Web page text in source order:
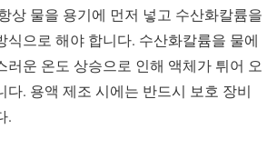
상 물을 용기에 먼저 넣고 수산화칼륨을
식으로 해야 합니다. 수산화칼륨을 물에
러운 온도 상승으로 인해 액체가 튀어 오
다. 용액 제조 시에는 반드시 보호 장비
.